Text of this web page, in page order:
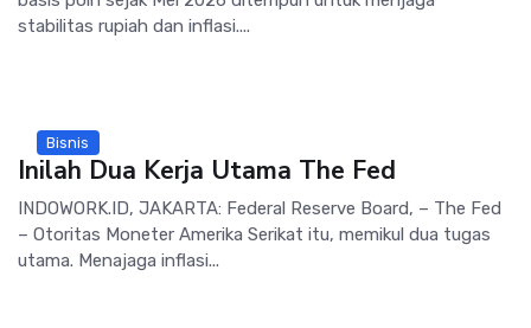
stabilitas rupiah dan inflasi....
Bisnis
Inilah Dua Kerja Utama The Fed
INDOWORK.ID, JAKARTA: Federal Reserve Board, – The Fed
– Otoritas Moneter Amerika Serikat itu, memikul dua tugas
utama. Menajaga inflasi...